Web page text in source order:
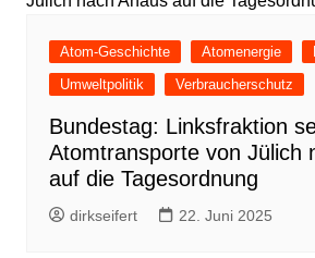
Atom-Geschichte Atomenergie
Umweltpolitik
Verbraucherschutz
Bundestag: Linksfraktion
Atomtransporte von Jülich
auf die Tagesordnung
dirkseifert 22. Juni 2025